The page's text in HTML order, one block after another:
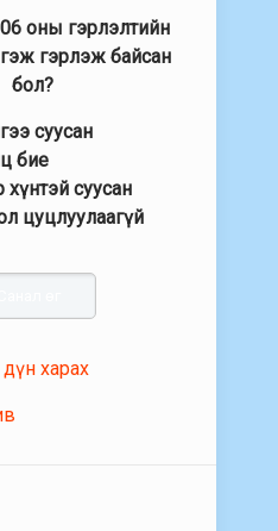
оны гэрлэлтийн
гэрлэж байсан
бол?
суусан
бие
суусан
цуцлуулаагүй
харах